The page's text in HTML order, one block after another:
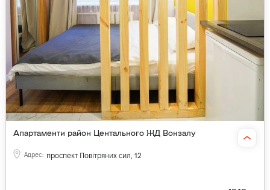
Апартаменти район Центального ЖД Вокзалу
Адрес: проспект Повітряних сил, 12